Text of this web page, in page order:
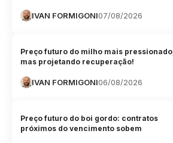
IVAN FORMIGONI07/08/2026
Preço futuro do milho mais pressionado,
mas projetando recuperação!
IVAN FORMIGONI06/08/2026
Preço futuro do boi gordo: contratos
próximos do vencimento sobem